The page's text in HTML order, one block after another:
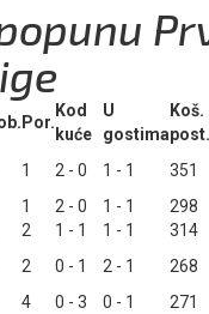
Por.
Kod
kuće
U
gostima
Koš.
post.
1 2 - 0 1 - 1 351
1 2 - 0 1 - 1 298
2 1 - 1 1 - 1 314
2 0 - 1 2 - 1 268
4 0 - 3 0 - 1 271